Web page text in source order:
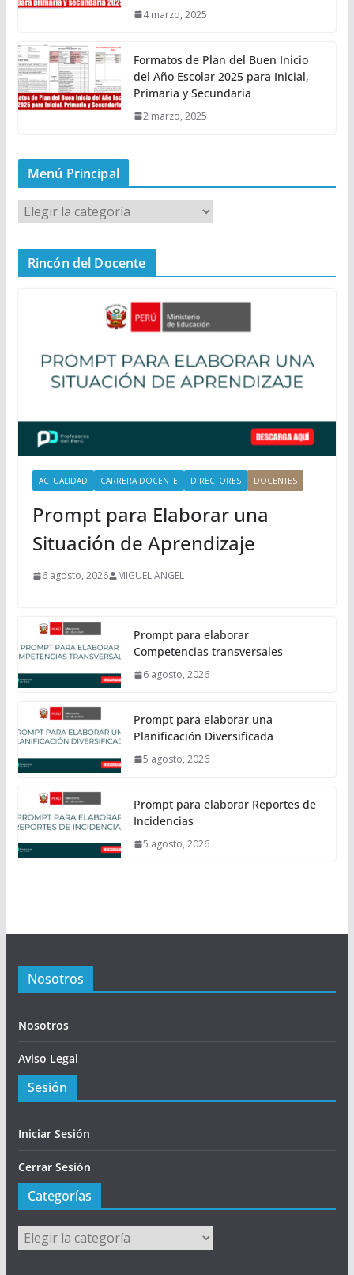
4 marzo, 2025
Formatos de Plan del Buen Inicio
del Año Escolar 2025 para Inicial,
Primaria y Secundaria
2 marzo, 2025
Menú Principal
M
e
n
a
Rincón del Docente
ACTUALIDAD CARRERA DOCENTE DIRECTORES DOCENTES
Prompt para Elaborar una
Situación de Aprendizaje
6 agosto, 2026 MIGUEL ANGEL
Prompt para elaborar
Competencias transversales
6 agosto, 2026
Prompt para elaborar una
Planificación Diversificada
5 agosto, 2026
Prompt para elaborar Reportes de
Incidencias
5 agosto, 2026
Nosotros
Nosotros
Aviso Legal
Sesión
Iniciar Sesión
Cerrar Sesión
Categorías
Categorías